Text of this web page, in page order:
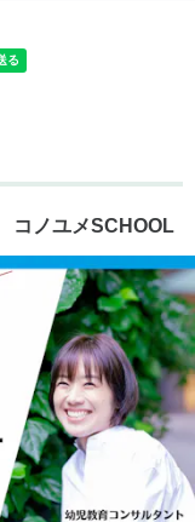
コノユメSCHOOL